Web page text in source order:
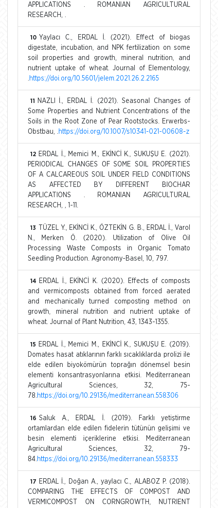
APPLICATIONS . ROMANIAN AGRICULTURAL
RESEARCH, .
10 Yaylacı C., ERDAL İ. (2021). Effect of biogas
digestate, incubation, and NPK fertilization on some
soil properties and growth, mineral nutrition, and
nutrient uptake of wheat. Journal of Elementology,
https://doi.org/10.5601/jelem.2021.26.2.2165
11
NAZLI İ., ERDAL İ. (2021). Seasonal Changes of
Some Properties and Nutrient Concentrations of the
Soils in the Root Zone of Pear Rootstocks. Erwerbs-
Obstbau, .
https://doi.org/10.1007/s10341-021-00608-z
12 ERDAL İ., Memici M., EKİNCİ K., SUKUŞU E. (2021).
PERIODICAL CHANGES OF SOME SOIL PROPERTIES
OF A CALCAREOUS SOIL UNDER FIELD CONDITIONS
AS AFFECTED BY DIFFERENT BIOCHAR
APPLICATIONS . ROMANIAN AGRICULTURAL
RESEARCH, , 1-11.
13
TÜZEL Y., EKİNCİ K., ÖZTEKİN G. B., ERDAL İ., Varol
N., Merken Ö. (2020). Utilization of Olive Oil
Processing Waste Composts in Organic Tomato
Seedling Production. Agronomy-Basel, 10, 797.
14
ERDAL İ., EKİNCİ K. (2020). Effects of composts
and vermicomposts obtained from forced aerated
and mechanically turned composting method on
growth, mineral nutrition and nutrient uptake of
wheat. Journal of Plant Nutrition, 43, 1343-1355.
15
ERDAL İ., Memici M., EKİNCİ K., SUKUŞU E. (2019).
Domates hasat atıklarının farklı sıcaklıklarda prolizi ile
elde edilen biyokömürün toprağın dönemsel besin
elementi konsantrasyonlarına etkisi. Mediterranean
Agricultural Sciences, 32, 75-
78. https://doi.org/10.29136/mediterranean.558306
16 Saluk A., ERDAL İ. (2019). Farklı yetiştirme
ortamlardan elde edilen fidelerin tütünün gelişimi ve
besin elementi içeriklerine etkisi. Mediterranean
Agricultural Sciences, 32, 79-
84. https://doi.org/10.29136/mediterranean.558333
17
ERDAL İ., Doğan A., yaylacı C., ALABOZ P. (2018).
COMPARING THE EFFECTS OF COMPOST AND
VERMICOMPOST ON CORNGROWTH, NUTRIENT